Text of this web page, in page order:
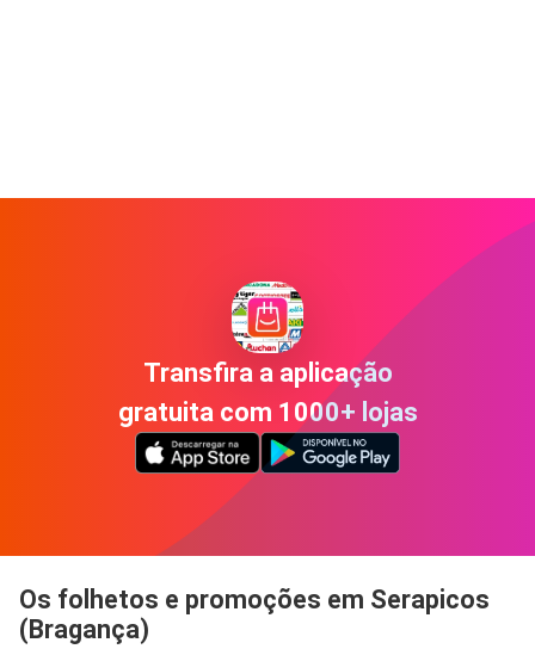
Transfira a aplicação
gratuita com 1000+ lojas
Os folhetos e promoções em Serapicos
(Bragança)